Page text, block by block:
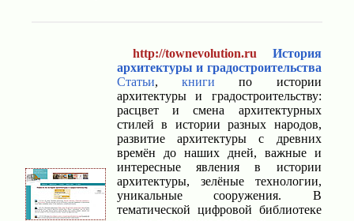
http://townevolution.ru
История
архитектуры и градостроительства
Статьи, книги по истории
архитектуры и градостроительству:
расцвет и смена архитектурных
стилей в истории разных народов,
развитие архитектуры с древних
времён до наших дней, важные и
интересные явления в истории
архитектуры, зелёные технологии,
уникальные сооружения. В
тематической цифровой библиотеке